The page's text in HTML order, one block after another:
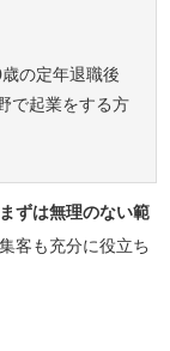
の定年退職後
で起業をする方
まずは無理のない範
客も充分に役立ち